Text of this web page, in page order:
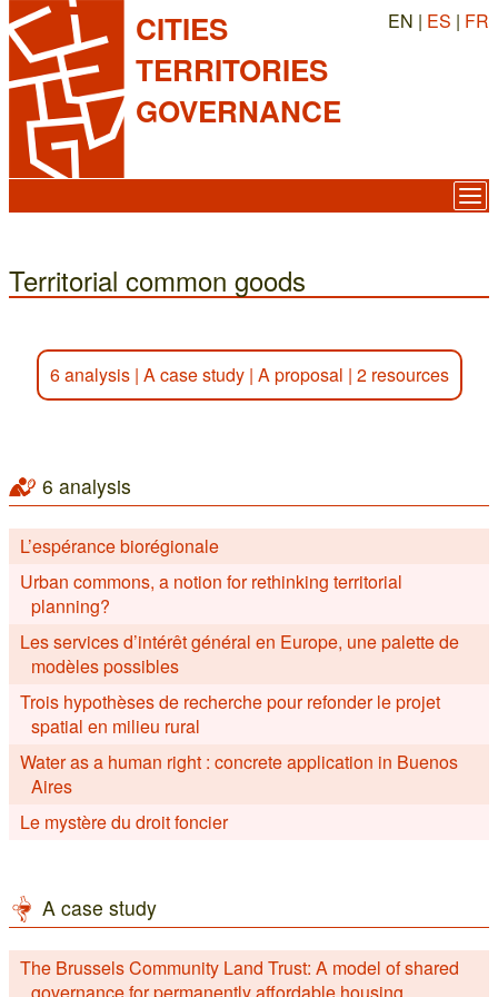
CITIES
TERRITORIES
GOVERNANCE
EN | ES | FR
Territorial common goods
6 analysis| A case study| A proposal | 2 resources
6 analysis
L’espérance biorégionale
Urban commons, a notion for rethinking territorial
planning?
Les services d’intérêt général en Europe, une palette de
modèles possibles
Trois hypothèses de recherche pour refonder le projet
spatial en milieu rural
Water as a human right : concrete application in Buenos
Aires
Le mystère du droit foncier
A case study
The Brussels Community Land Trust: A model of shared